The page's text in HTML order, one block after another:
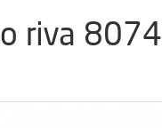
riva 8074